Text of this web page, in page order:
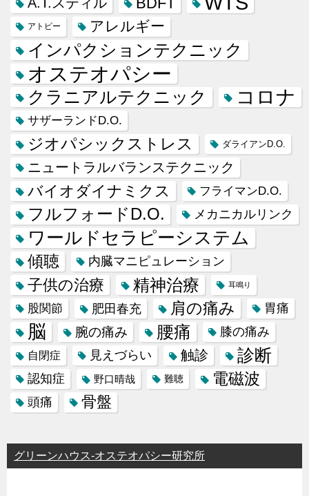
アトピー アレルギー
インパクションテクニック
オステオパシー
クラニアルテクニック コロナ
サザーランドD.O.
ジオパシックストレス ダライアンD.O.
ニュートラルバランステクニック
バイオダイナミクス フライマンD.O.
フルフォードD.O. メカニカルリンク
ワールドセラピーシステム
傾聴 内臓マニピュレーション
子供の治療 精神治療 耳鳴り
股関節 肥田春充 肩の痛み 胃痛
脳 腕の痛み 腰痛 膝の痛み
自閉症 見えづらい 触診 診断
認知症 野口晴哉 難聴 電磁波
頭痛 骨盤
グリーンハウス-オステオパシー研究所